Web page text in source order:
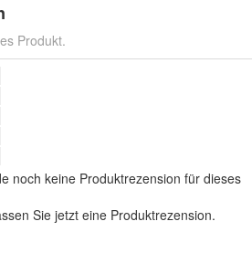
Produkt.
noch keine Produktrezension für dieses
Sie jetzt eine Produktrezension.